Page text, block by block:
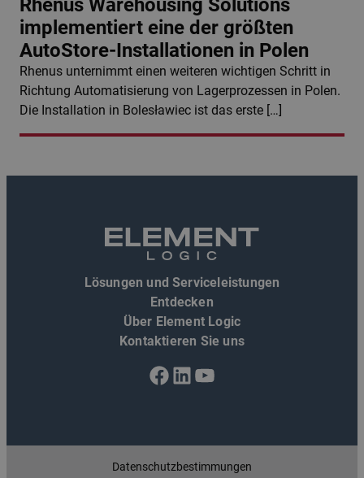
Rhenus Warehousing Solutions
implementiert eine der größten
AutoStore-Installationen in Polen
Rhenus unternimmt einen weiteren wichtigen Schritt in
Richtung Automatisierung von Lagerprozessen in Polen.
Die Installation in Bolesławiec ist das erste […]
Lösungen und Serviceleistungen
Entdecken
Über Element Logic
Kontaktieren Sie uns
Facebook
LinkedIn
YouTube
Datenschutzbestimmungen